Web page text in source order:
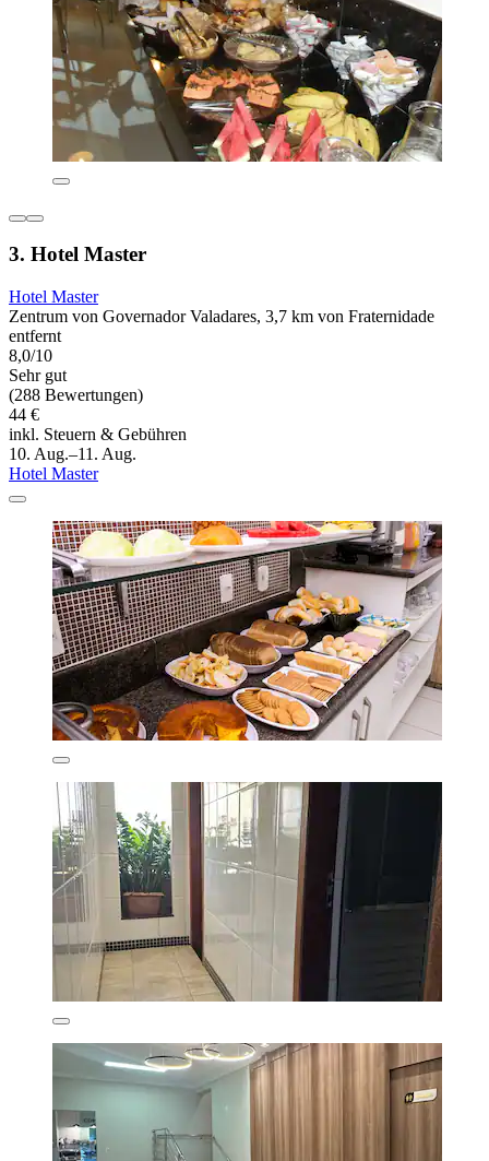
3. Hotel Master
Hotel Master
Zentrum von Governador Valadares, 3,7 km von Fraternidade
entfernt
8,0/10
Sehr gut
(288 Bewertungen)
44 €
inkl. Steuern & Gebühren
10. Aug.–11. Aug.
Hotel Master